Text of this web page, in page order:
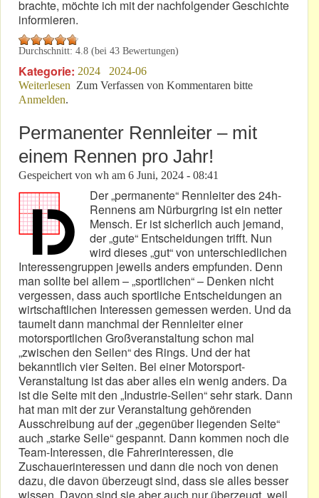
brachte, möchte ich mit der nachfolgender Geschichte
informieren.
Durchschnitt: 4.8 (bei 43 Bewertungen)
Kategorie: 2024
2024-06
Weiterlesen über Nürburgring 24/25: Gestörtes Verkehrs-
Zum Verfassen von Kommentaren bitte
Anmelden.
Permanenter Rennleiter – mit
einem Rennen pro Jahr!
Gespeichert von wh am 6 Juni, 2024 - 08:41
Der „permanente“ Rennleiter des 24h-
Rennens am Nürburgring ist ein netter
Mensch. Er ist sicherlich auch jemand,
der „gute“ Entscheidungen trifft. Nun
wird dieses „gut“ von unterschiedlichen
Interessengruppen jeweils anders empfunden. Denn
man sollte bei allem – „sportlichen“ – Denken nicht
vergessen, dass auch sportliche Entscheidungen an
wirtschaftlichen Interessen gemessen werden. Und da
taumelt dann manchmal der Rennleiter einer
motorsportlichen Großveranstaltung schon mal
„zwischen den Seilen“ des Rings. Und der hat
bekanntlich vier Seiten. Bei einer Motorsport-
Veranstaltung ist das aber alles ein wenig anders. Da
ist die Seite mit den „Industrie-Seilen“ sehr stark. Dann
hat man mit der zur Veranstaltung gehörenden
Ausschreibung auf der „gegenüber liegenden Seite“
auch „starke Seile“ gespannt. Dann kommen noch die
Team-Interessen, die Fahrerinteressen, die
Zuschauerinteressen und dann die noch von denen
dazu, die davon überzeugt sind, dass sie alles besser